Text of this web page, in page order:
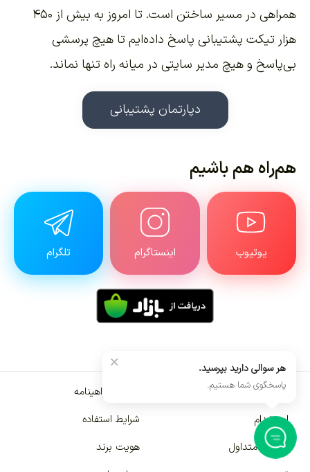
همراهی در مسیر ساختن است. تا امروز به بیش از ۴۵۰
هزار تیکت پشتیبانی پاسخ داده‌ایم تا هیچ پرسشی
بی‌پاسخ و هیچ مدیر سایتی در میانه راه تنها نماند.
دپارتمان پشتیبانی
هم‌راه هم باشیم
یوتیوب اینستاگرام تلگرام
دانشنامه
بررسی گواهینامه
استخدام
شرایط استفاده
سوالات متداول
هویت برند
× هر سوالی دارید بپرسید.
پاسخگوی شما هستیم.